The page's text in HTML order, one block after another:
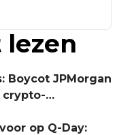
lezen
Boycot JPMorgan
crypto-
op Q-Day: